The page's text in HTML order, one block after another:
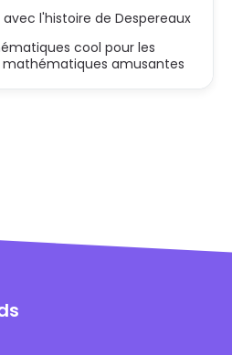
l'histoire de Despereaux
cool pour les
amusantes